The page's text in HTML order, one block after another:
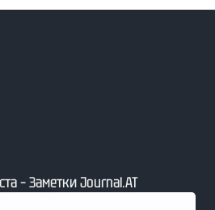
– Заметки Journal.АТ